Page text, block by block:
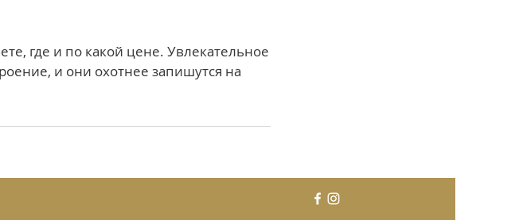
где и по какой цене. Увлекательное
и они охотнее запишутся на